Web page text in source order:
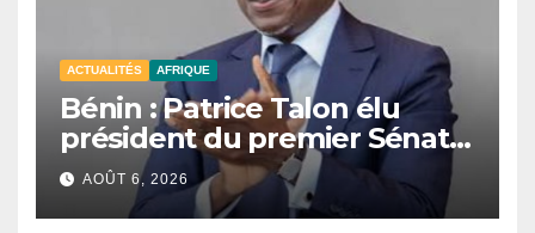
ACTUALITÉS AFRIQUE
Bénin : Patrice Talon élu
président du premier Sénat
de l’histoire du pays.
AOÛT 6, 2026